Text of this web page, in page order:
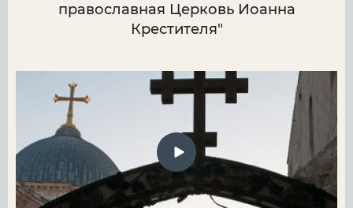
православная Церковь Иоанна
Крестителя"